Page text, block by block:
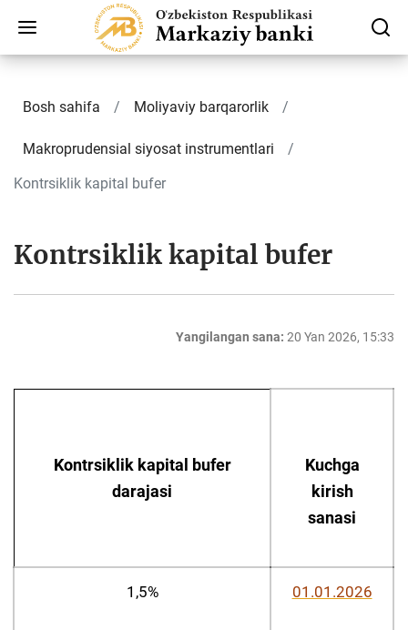
Bosh sahifa Moliyaviy bаrqаrоrlik
Makroprudensial siyosat instrumentlari
Kontrsiklik kapital bufer
Kontrsiklik kapital bufer
Yangilangan sana: 20 Yan 2026, 15:33
Kontrsiklik kapital bufer
darajasi
Kuchga
kirish
sanasi
1,5% 01.01.2026